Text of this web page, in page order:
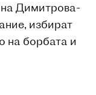
Димитрова-
избират
на борбата и